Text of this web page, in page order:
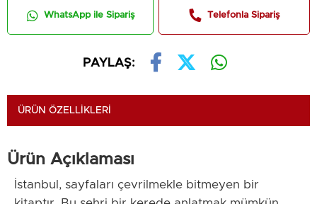
WhatsApp ile Sipariş Telefonla Sipariş
PAYLAŞ:
ÜRÜN ÖZELLIKLERI
Ürün Açıklaması
İstanbul, sayfaları çevrilmekle bitmeyen bir